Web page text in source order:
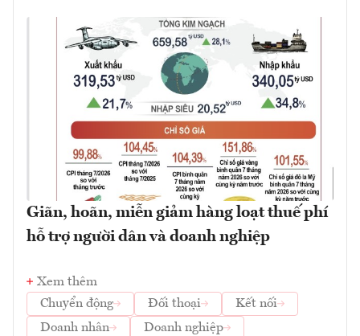
Giãn, hoãn, miễn giảm hàng loạt thuế phí
hỗ trợ người dân và doanh nghiệp
Xem thêm
Chuyển động
Đối thoại
Kết nối
Doanh nhân
Doanh nghiệp